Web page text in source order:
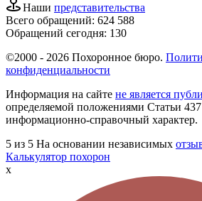
Наши представительства
Всего обращений: 624 588
Обращений сегодня: 130
©2000 - 2026 Похоронное бюро.
конфиденциальности
Информация на сайте не является
определяемой положениями Статьи
информационно-справочный характер.
5 из 5 На основании независимых
Калькулятор похорон
x